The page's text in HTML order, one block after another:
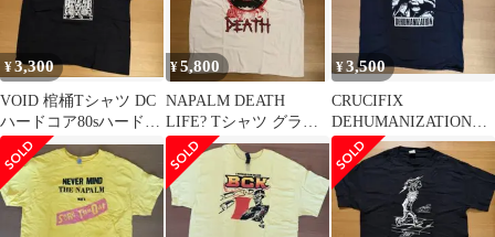
¥3,300
VOID 棺桶Tシャツ DC
ハードコア80sハードコ
ア
¥5,800
NAPALM DEATH
LIFE? Tシャツ グライ
ンドコア 80sハードコ
ア
¥3,500
CRUCIFIX
DEHUMANIZATION
80sハードコア/クラス
トコア